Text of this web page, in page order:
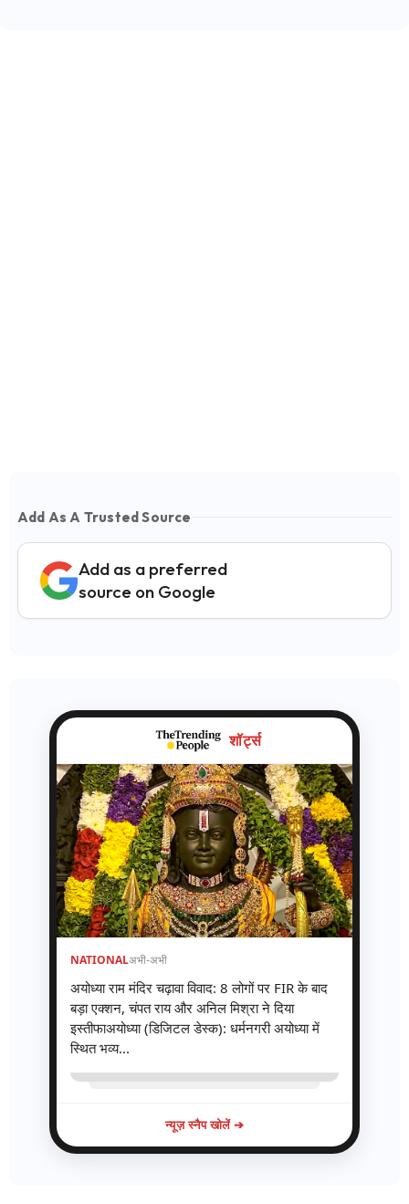
Add As A Trusted Source
Add as a preferred
source on Google
शॉर्ट्स
NATIONALअभी-अभी
अयोध्या राम मंदिर चढ़ावा विवाद: 8 लोगों पर FIR के बाद
बड़ा एक्शन, चंपत राय और अनिल मिश्रा ने दिया
इस्तीफाअयोध्या (डिजिटल डेस्क): धर्मनगरी अयोध्या में
स्थित भव्य...
न्यूज़ स्नैप खोलें ➔